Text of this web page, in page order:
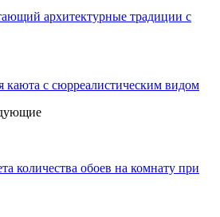
архитектурные традиции с
каюта с сюрреалистическим видом
количества обоев на комнату при